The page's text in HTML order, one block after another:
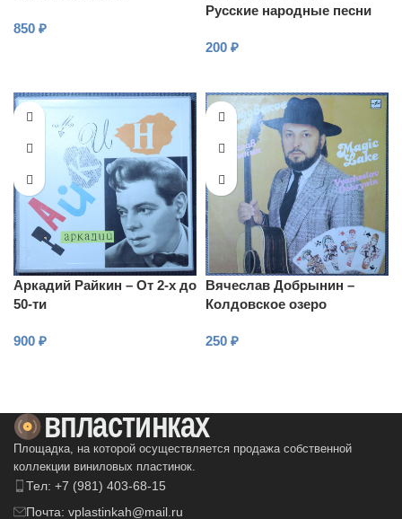
850 ₽
Русские народные песни
200 ₽
Аркадий Райкин – От 2-х до
50-ти
900 ₽
Вячеслав Добрынин –
Колдовское озеро
250 ₽
Площадка, на которой осуществляется продажа собственной
коллекции виниловых пластинок.
Тел: +7 (981) 403-68-15
Почта: vplastinkah@mail.ru